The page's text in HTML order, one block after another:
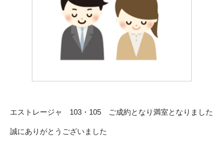
エストレージャ 103・105 ご成約となり満室となりました
誠にありがとうございました